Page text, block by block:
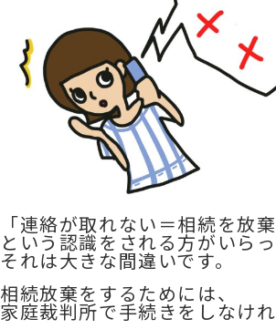
「連絡が取れない＝相続を放棄
という認識をされる方がいら
それは大きな間違いです。
相続放棄をするためには、
家庭裁判所で手続きをしなけれ